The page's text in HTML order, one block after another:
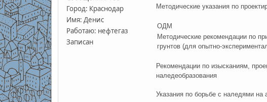
Город: Краснодар
Имя: Денис
Работаю: нефтегаз
Записан
Методические указания по
ОДМ
Методические рекомендации по
грунтов (для опытно-
Рекомендации по изысканиям,
наледеобразования
Указания по борьбе с наледями на